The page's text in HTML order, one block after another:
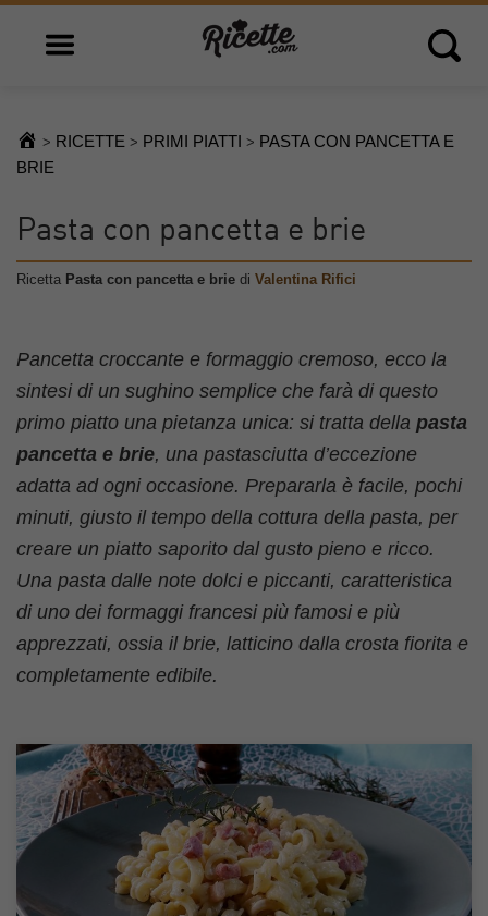
Open main menu Open
> RICETTE > PRIMI PIATTI > PASTA CON PANCETTA E
BRIE
Pasta con pancetta e brie
Ricetta Pasta con pancetta e brie di Valentina Rifici
Pancetta croccante e formaggio cremoso, ecco la
sintesi di un sughino semplice che farà di questo
primo piatto una pietanza unica: si tratta della pasta
pancetta e brie, una pastasciutta d’eccezione
adatta ad ogni occasione. Prepararla è facile, pochi
minuti, giusto il tempo della cottura della pasta, per
creare un piatto saporito dal gusto pieno e ricco.
Una pasta dalle note dolci e piccanti, caratteristica
di uno dei formaggi francesi più famosi e più
apprezzati, ossia il brie, latticino dalla crosta fiorita e
completamente edibile.